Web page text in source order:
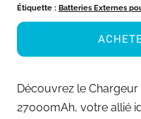
Étiquette : Batteries Externes
Découvrez le
27000mAh, votre allié